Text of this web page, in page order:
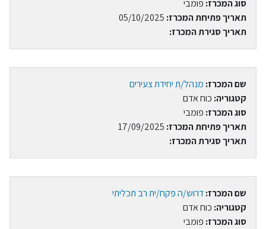
סוג המכרז: פומבי
תאריך פתיחת המכרז: 05/10/2025
תאריך סגירת המכרז:
שם המכרז: מנהל/ת יחידת צעירים
קטגוריה: כוח אדם
סוג המכרז: פומבי
תאריך פתיחת המכרז: 17/09/2025
תאריך סגירת המכרז:
שם המכרז:דרוש/ה פקח/ית רב תכליתי
קטגוריה: כוח אדם
סוג המכרז: פומבי